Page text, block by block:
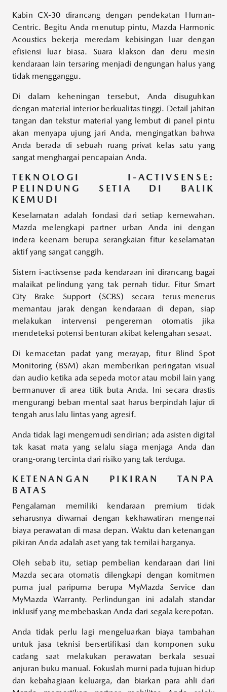
Kabin CX-30 dirancang dengan pendekatan Human-
Centric. Begitu Anda menutup pintu, Mazda Harmonic
Acoustics bekerja meredam kebisingan luar dengan
efisiensi luar biasa. Suara klakson dan deru mesin
kendaraan lain tersaring menjadi dengungan halus yang
tidak mengganggu.
Di dalam keheningan tersebut, Anda disuguhkan
dengan material interior berkualitas tinggi. Detail jahitan
tangan dan tekstur material yang lembut di panel pintu
akan menyapa ujung jari Anda, mengingatkan bahwa
Anda berada di sebuah ruang privat kelas satu yang
sangat menghargai pencapaian Anda.
TEKNOLOGI I-ACTIVSENSE:
PELINDUNG SETIA DI BALIK
KEMUDI
Keselamatan adalah fondasi dari setiap kemewahan.
Mazda melengkapi partner urban Anda ini dengan
indera keenam berupa serangkaian fitur keselamatan
aktif yang sangat canggih.
Sistem i-activsense pada kendaraan ini dirancang bagai
malaikat pelindung yang tak pernah tidur. Fitur Smart
City Brake Support (SCBS) secara terus-menerus
memantau jarak dengan kendaraan di depan, siap
melakukan intervensi pengereman otomatis jika
mendeteksi potensi benturan akibat kelengahan sesaat.
Di kemacetan padat yang merayap, fitur Blind Spot
Monitoring (BSM) akan memberikan peringatan visual
dan audio ketika ada sepeda motor atau mobil lain yang
bermanuver di area titik buta Anda. Ini secara drastis
mengurangi beban mental saat harus berpindah lajur di
tengah arus lalu lintas yang agresif.
Anda tidak lagi mengemudi sendirian; ada asisten digital
tak kasat mata yang selalu siaga menjaga Anda dan
orang-orang tercinta dari risiko yang tak terduga.
KETENANGAN PIKIRAN TANPA
BATAS
Pengalaman memiliki kendaraan premium tidak
seharusnya diwarnai dengan kekhawatiran mengenai
biaya perawatan di masa depan. Waktu dan ketenangan
pikiran Anda adalah aset yang tak ternilai harganya.
Oleh sebab itu, setiap pembelian kendaraan dari lini
Mazda secara otomatis dilengkapi dengan komitmen
purna jual paripurna berupa MyMazda Service dan
MyMazda Warranty. Perlindungan ini adalah standar
inklusif yang membebaskan Anda dari segala kerepotan.
Anda tidak perlu lagi mengeluarkan biaya tambahan
untuk jasa teknisi bersertifikasi dan komponen suku
cadang saat melakukan perawatan berkala sesuai
anjuran buku manual. Fokuslah murni pada tujuan hidup
dan kebahagiaan keluarga, dan biarkan para ahli dari